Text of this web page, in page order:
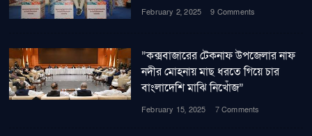
February 2, 2025 9 Comments
”কক্সবাজারের টেকনাফ উপজেলার নাফ
নদীর মোহনায় মাছ ধরতে গিয়ে চার
বাংলাদেশি মাঝি নিখোঁজ”
February 15, 2025 7 Comments